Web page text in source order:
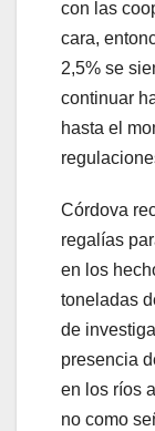
con las
cara,
2,5% se
continuar
hasta el
Córdova
regalías
en los
toneladas
de
presencia
en los ríos
no como